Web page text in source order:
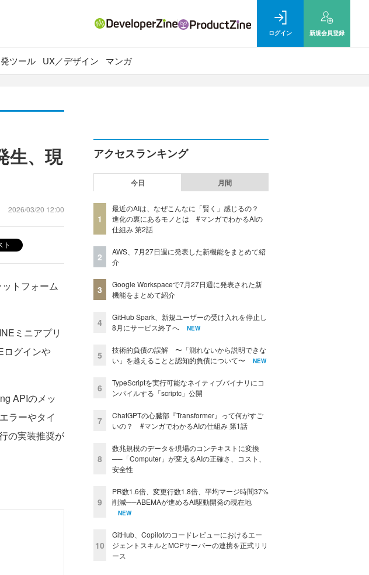
ログイン 新規会員登録
ツール UX／デザイン マンガ
生、現
2026/03/20 12:00
ト
トフォーム
ミニアプリ
ログインや
APIのメッ
ラーやタイ
の実装推奨が
アクセスランキング
今日 月間
1
最近のAIは、なぜこんなに「賢く」感じるの？
進化の裏にあるモノとは #マンガでわかるAIの
仕組み 第2話
2
AWS、7月27日週に発表した新機能をまとめて紹
介
3
Google Workspaceで7月27日週に発表された新
機能をまとめて紹介
4
GitHub Spark、新規ユーザーの受け入れを停止し
8月にサービス終了へ
NEW
5
技術的負債の誤解 〜「測れないから説明できな
い」を越えることと認知的負債について〜
NEW
6
TypeScriptを実行可能なネイティブバイナリにコ
ンパイルする「scriptc」公開
7
ChatGPTの心臓部『Transformer』って何がすご
いの？ #マンガでわかるAIの仕組み 第1話
8
数兆規模のデータを現場のコンテキストに変換
──「Computer」が変えるAIの正確さ、コスト、
安全性
9
PR数1.6倍、変更行数1.8倍、平均マージ時間37%
削減──ABEMAが進めるAI駆動開発の現在地
NEW
10
GitHub、Copilotのコードレビューにおけるエー
ジェントスキルとMCPサーバーの連携を正式リリ
ース